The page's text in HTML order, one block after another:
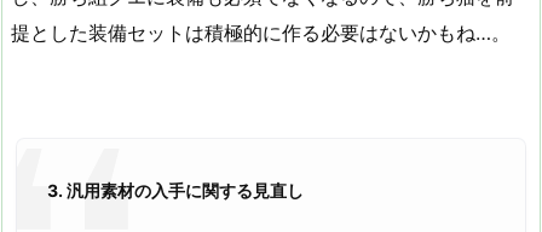
提とした装備セットは積極的に作る必要はないかもね…。
3. 汎用素材の入手に関する見直し